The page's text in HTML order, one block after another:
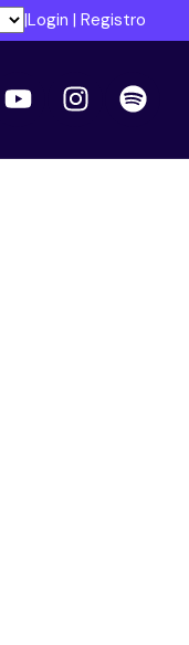
|Login | Registro